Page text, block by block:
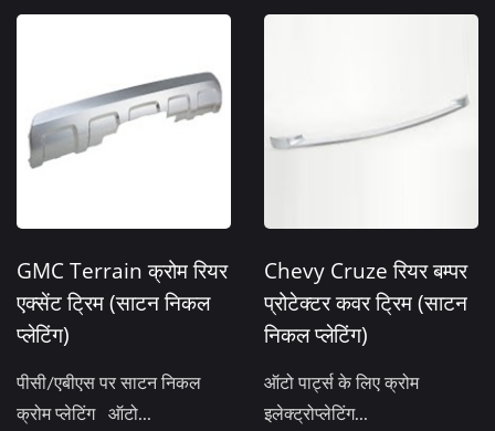
GMC Terrain क्रोम रियर
एक्सेंट ट्रिम (साटन निकल
प्लेटिंग)
पीसी/एबीएस पर साटन निकल
क्रोम प्लेटिंग ऑटो...
Chevy Cruze रियर बम्पर
प्रोटेक्टर कवर ट्रिम (साटन
निकल प्लेटिंग)
ऑटो पार्ट्स के लिए क्रोम
इलेक्ट्रोप्लेटिंग...